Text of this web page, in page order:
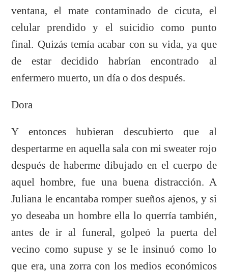
ventana, el mate contaminado de cicuta, el
celular prendido y el suicidio como punto
final. Quizás temía acabar con su vida, ya que
de estar decidido habrían encontrado al
enfermero muerto, un día o dos después.
Dora
Y entonces hubieran descubierto que al
despertarme en aquella sala con mi sweater rojo
después de haberme dibujado en el cuerpo de
aquel hombre, fue una buena distracción. A
Juliana le encantaba romper sueños ajenos, y si
yo deseaba un hombre ella lo querría también,
antes de ir al funeral, golpeó la puerta del
vecino como supuse y se le insinuó como lo
que era, una zorra con los medios económicos